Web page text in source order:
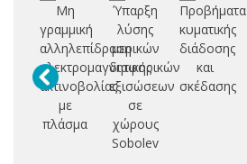
Μη
γραμμική
αλληλεπίδραση
ηλεκτρομαγνητικής
ακτινοβολίας
με
πλάσμα
Ύπαρξη
λύσης
μερικών
διαφορικών
εξισώσεων
σε
χώρους
Sobolev
Προβήματα
κυματικής
διάδοσης
και
σκέδασης